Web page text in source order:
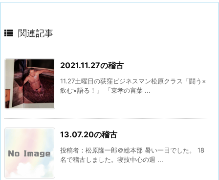
 関連記事
2021.11.27の稽古
11.27土曜日の荻窪ビジネスマン松原クラス「闘う×
飲む×語る！」 「東孝の言葉 ...
13.07.20の稽古
投稿者：松原隆一郎＠総本部 暑い一日でした。 18
名で稽古しました。寝技中心の週 ...